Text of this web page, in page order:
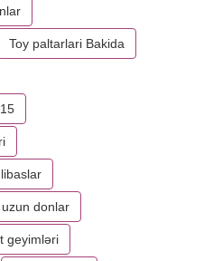
Toy paltarlari Bakida
donlar
geyimləri